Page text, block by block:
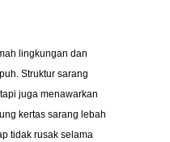
lingkungan dan
Struktur sarang
juga menawarkan
kertas sarang lebah
tidak rusak selama